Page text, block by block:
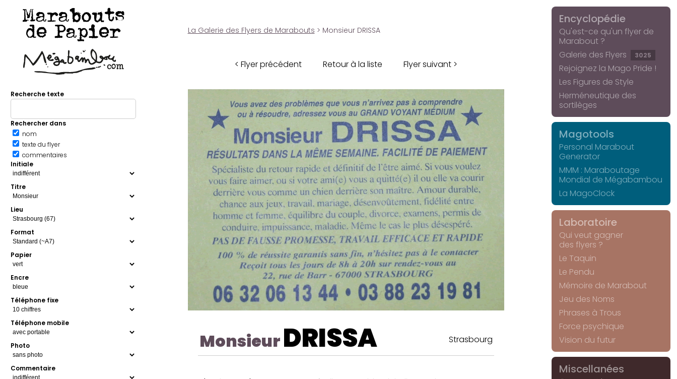
Marabouts
de Papier
Recherche texte
Rechercher dans
nom
texte du flyer
commentaires
Initiale
Titre
Lieu
Format
Papier
Encre
Téléphone fixe
Téléphone mobile
Photo
Commentaire
La Galerie des Flyers de Marabouts > Monsieur DRISSA
< Flyer précédent Retour à la liste Flyer suivant >
MonsieurDRISSA Strasbourg
Encyclopédie
Qu'est-ce qu'un flyer de
Marabout ?
Galerie des Flyers
3025
Rejoignez la Mago Pride !
Les Figures de Style
Herméneutique des
sortilèges
Magotools
Personal Marabout
Generator
MMM : Maraboutage
Mondial de Mégabambou
La MagoClock
Laboratoire
Qui veut gagner
des flyers ?
Le Taquin
Le Pendu
Mémoire de Marabout
Jeu des Noms
Phrases à Trous
Force psychique
Vision du futur
Miscellanées